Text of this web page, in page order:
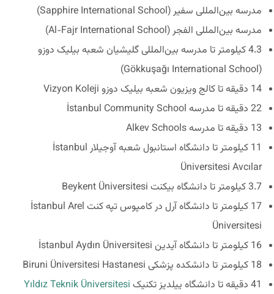
مدرسه بین‌المللی سفیر (Sapphire International School)
مدرسه بین‌المللی الفجر (Al-Fajr International School)
4.3 کیلومتر تا مدرسه بین‌المللی گلیشیان شعبه بیلیک دوزو
(Gökkuşağı International School)
14 دقیقه تا کالج ویزیون شعبه بیلیک دوزو Vizyon Koleji
22 دقیقه تا مدرسه İstanbul Community School
13 دقیقه تا مدرسه Alkev Schools
11 کیلومتر تا دانشگاه استانبول شعبه آوجیلار İstanbul
Üniversitesi Avcılar
3.7 کیلومتر تا دانشگاه بیکنت Beykent Üniversitesi
17 کیلومتر تا دانشگاه آرل در کامپوس تپه کنت İstanbul Arel
Üniversitesi
16 کیلومتر تا دانشگاه آیدین İstanbul Aydın Üniversitesi
18 کیلومتر تا دانشکده پزشکی Biruni Üniversitesi Hastanesi
41 دقیقه تا دانشگاه ییلدیز تکنیک
Yıldız Teknik Üniversitesi